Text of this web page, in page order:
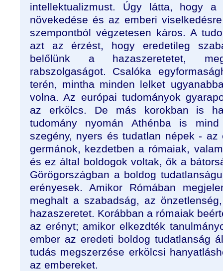
intellektualizmust. Úgy látta, hogy
növekedése és az emberi
szempontból végzetesen káros. A
azt az érzést, hogy eredetileg
belőlünk a hazaszeretetet,
rabszolgaságot. Csalóka
terén, mintha minden lelket
volna. Az európai tudományok
az erkölcs. De más korokban is
tudomány nyomán Athénba is
szegény, nyers és tudatlan népek -
germánok, kezdetben a rómaiak,
és ez által boldogok voltak, ők a
Görögországban a boldog
erényesek. Amikor Rómában
meghalt a szabadság, az
hazaszeretet. Korábban a rómaiak
az erényt; amikor elkezdték
ember az eredeti boldog tudatlanság
tudás megszerzése erkölcsi
az embereket.